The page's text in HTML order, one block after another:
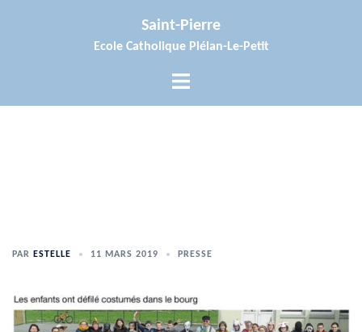
Saint-Pierre
Ecole Catholique Plélan-Le-Petit
Ouvrir/fermer
PAR ESTELLE 11 MARS 2019 PRESSE